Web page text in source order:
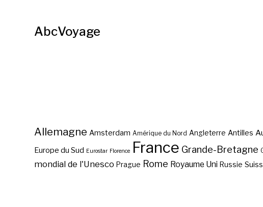
AbcVoyage
Allemagne Amsterdam Amérique du Nord Angleterre Antilles
Europe du Sud Eurostar Florence France Grande-Bretagne
mondial de l'Unesco Prague Rome Royaume Uni Russie